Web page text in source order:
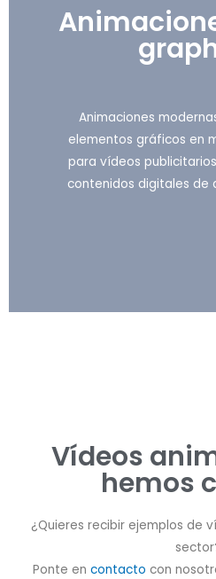
Animaciones
elementos gráficos en
para vídeos
contenidos digitales de
Vídeos
hemos
¿Quieres recibir ejemplos de
Ponte en contacto con